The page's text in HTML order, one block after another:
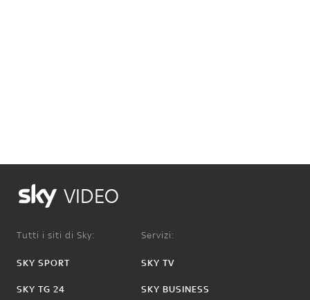
VIDEO
Tutti i siti di Sky:
SKY SPORT
SKY TG 24
Servizi:
SKY TV
SKY BUSINESS